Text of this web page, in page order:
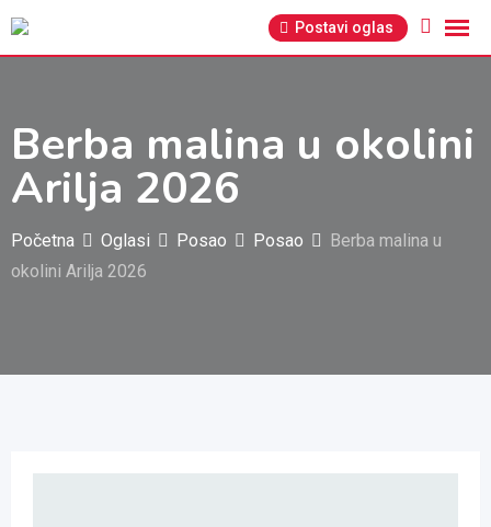
Pređi
Postavi oglas
Berba malina u okolini
Arilja 2026
Početna Oglasi Posao Posao
Berba malina u
okolini Arilja 2026